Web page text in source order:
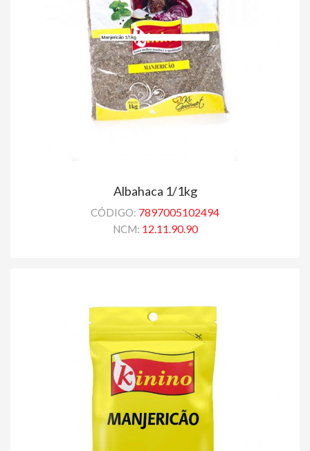
Albahaca 1/1kg
CÓDIGO: 7897005102494
NCM: 12.11.90.90